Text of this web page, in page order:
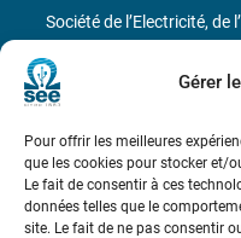
Gérer
Pour offrir les meilleures
que les cookies pour stocker et/
Le fait de consentir à ces
données telles que le
site. Le fait de ne pas consentir
Société de l’Electricité, de
17 rue de l’Amiral Hamelin
Métro : « Boissière »
Téléphone : (+33) 1 56 90